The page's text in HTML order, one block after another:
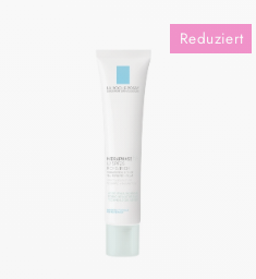
Reduziert